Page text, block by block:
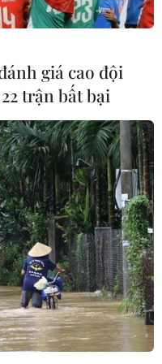
#Đổi giờ học
giá cao đội
trận bất bại